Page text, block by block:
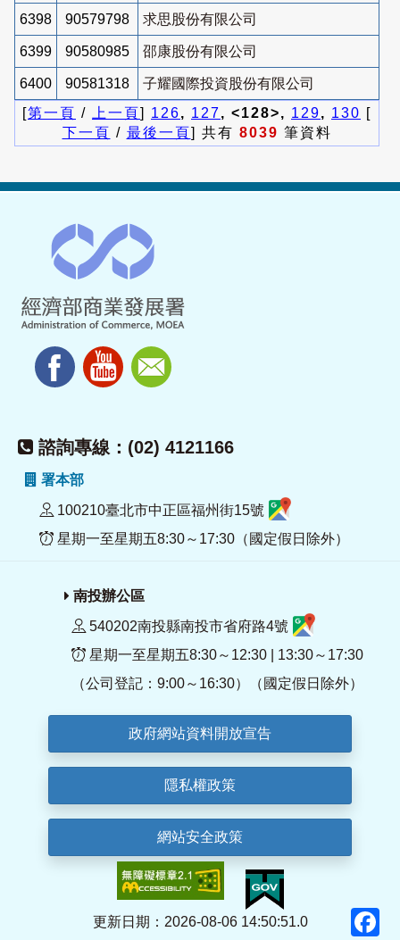
6398 90579798 求思股份有限公司
6399 90580985 邵康股份有限公司
6400 90581318
子耀國際投資股份有限公司
[第一頁 / 上一頁] 126, 127, <128>, 129, 130 [
下一頁 / 最後一頁] 共有 8039 筆資料
諮詢專線：(02) 4121166
署本部
100210臺北市中正區福州街15號
星期一至星期五8:30～17:30（國定假日除外）
南投辦公區
540202南投縣南投市省府路4號
星期一至星期五8:30～12:30 | 13:30～17:30
（公司登記：9:00～16:30）（國定假日除外）
政府網站資料開放宣告
隱私權政策
網站安全政策
更新日期：2026-08-06 14:50:51.0